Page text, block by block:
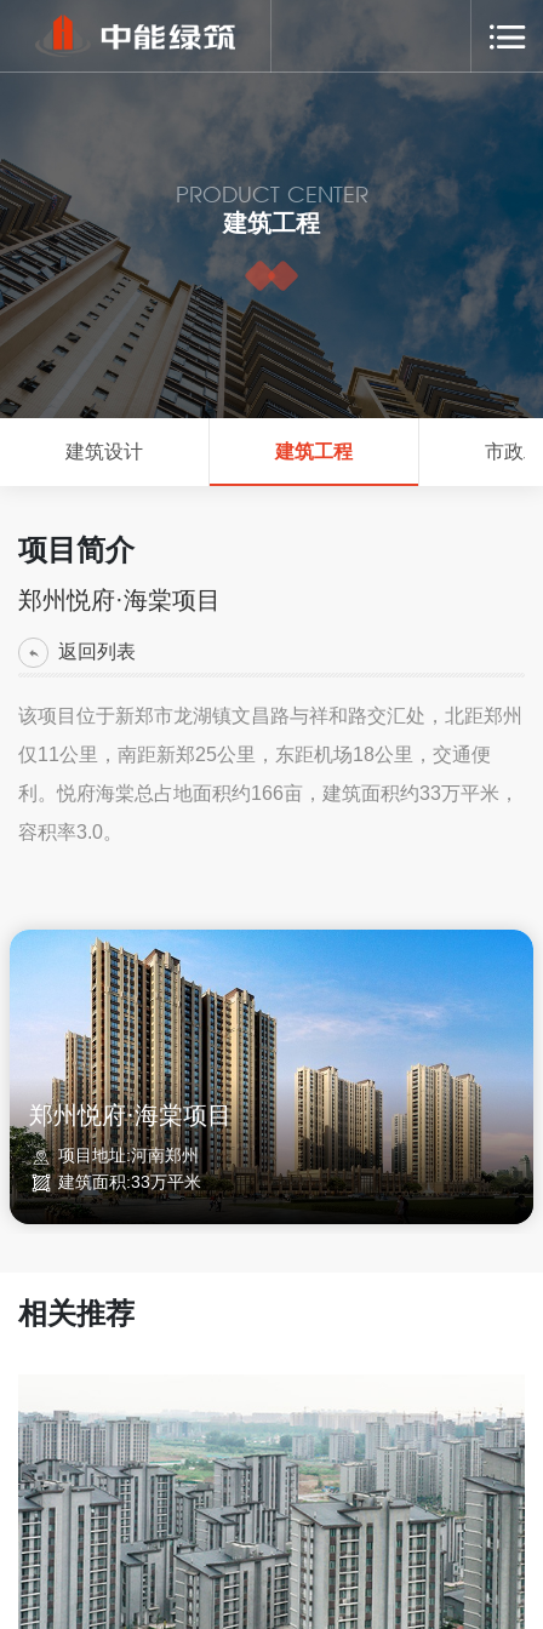
PRODUCT CENTER
建筑工程
建筑设计 建筑工程 市政
项目简介
郑州悦府·海棠项目
返回列表
该项目位于新郑市龙湖镇文昌路与祥和路交汇处，北距郑州
仅11公里，南距新郑25公里，东距机场18公里，交通便
利。悦府海棠总占地面积约166亩，建筑面积约33万平米，
容积率3.0。
郑州悦府·海棠项目
项目地址:河南郑州
建筑面积:33万平米
相关推荐